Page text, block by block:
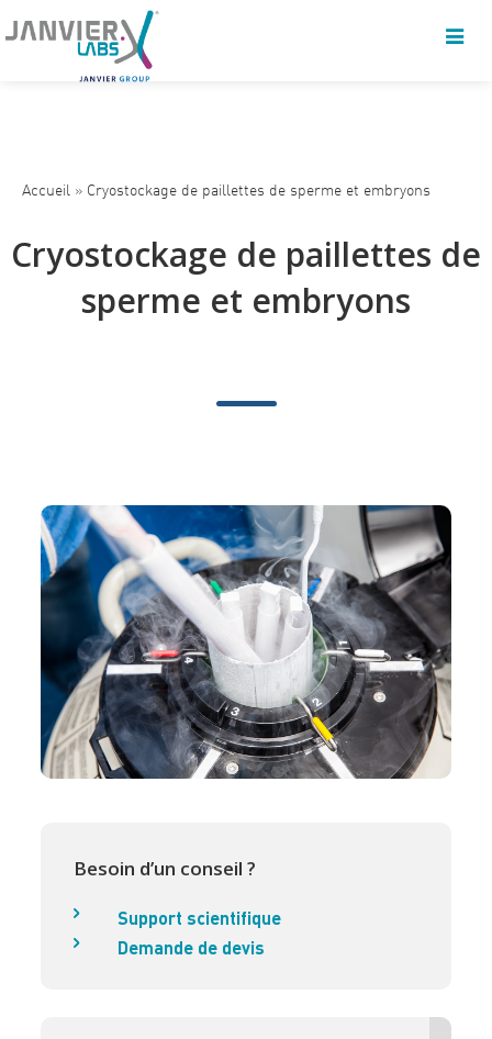
Accueil » Cryostockage de paillettes de sperme et embryons
Cryostockage de paillettes de
sperme et embryons
Besoin d’un conseil ?
Support scientifique
Demande de devis